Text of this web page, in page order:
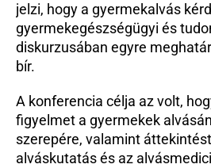
Gyerekeknek
HEIM Akadémia
Karrier
jelzi, hogy a gyermekalvás
gyermekegészségügyi és
diskurzusában egyre
bír.
A konferencia célja az volt,
figyelmet a gyermekek
szerepére, valamint
alváskutatás és az